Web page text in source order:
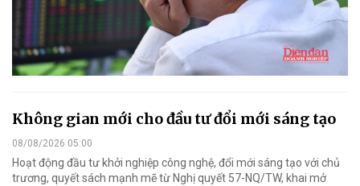
Không gian mới cho đầu tư đổi mới sáng tạo
08/08/2026 05:00
Hoạt động đầu tư khởi nghiệp công nghệ, đổi mới sáng tạo với chủ
trương, quyết sách mạnh mẽ từ Nghị quyết 57-NQ/TW, khai mở